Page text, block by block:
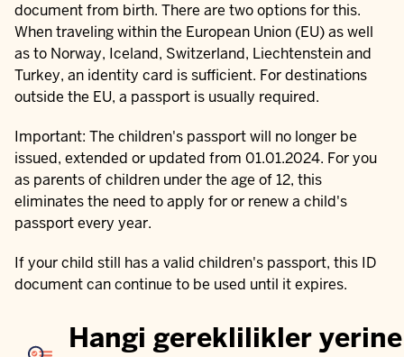
document from birth. There are two options for this.
When traveling within the European Union (EU) as well
as to Norway, Iceland, Switzerland, Liechtenstein and
Turkey, an identity card is sufficient. For destinations
outside the EU, a passport is usually required.
Important: The children's passport will no longer be
issued, extended or updated from 01.01.2024. For you
as parents of children under the age of 12, this
eliminates the need to apply for or renew a child's
passport every year.
If your child still has a valid children's passport, this ID
document can continue to be used until it expires.
Hangi gereklilikler yerine